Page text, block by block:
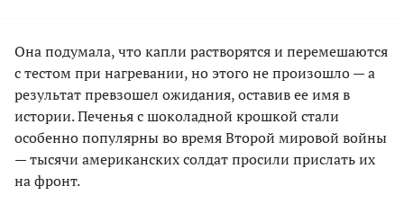
Она подумала, что капли растворятся и перемешаются
с тестом при нагревании, но этого не произошло — а
результат превзошел ожидания, оставив ее имя в
истории. Печенья с шоколадной крошкой стали
особенно популярны во время Второй мировой войны
— тысячи американских солдат просили прислать их
на фронт.